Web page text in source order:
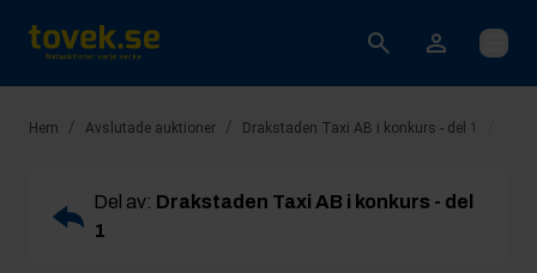
Öppna
Hem / Avslutade auktioner / Drakstaden Taxi AB i konkurs - del 1
Del av: Drakstaden Taxi AB i konkurs - del
1